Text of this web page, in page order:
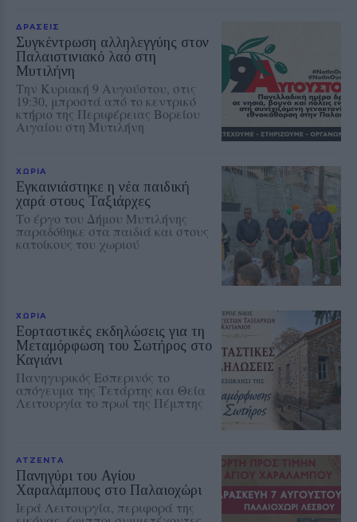
ΔΡΑΣΕΙΣ
Συγκέντρωση αλληλεγγύης στον
Παλαιστινιακό λαό στη
Μυτιλήνη
Την Κυριακή 9 Αυγούστου, στις
19:30, μπροστά από το κεντρικό
κτήριο της Περιφέρειας Βορείου
Αιγαίου στη Μυτιλήνη
ΧΩΡΙΑ
Εγκαινιάστηκε η νέα παιδική
χαρά στους Ταξιάρχες
Το έργο του Δήμου Μυτιλήνης
παραδόθηκε στα παιδιά και στους
κατοίκους του χωριού
ΧΩΡΙΑ
Εορταστικές εκδηλώσεις για τη
Μεταμόρφωση του Σωτήρος στο
Καγιάνι
Πανηγυρικός Εσπερινός το
απόγευμα της Τετάρτης και Θεία
Λειτουργία το πρωί της Πέμπτης
ΑΤΖΕΝΤΑ
Πανηγύρι του Αγίου
Χαραλάμπους στο Παλαιοχώρι
Ιερά Λειτουργία, περιφορά της